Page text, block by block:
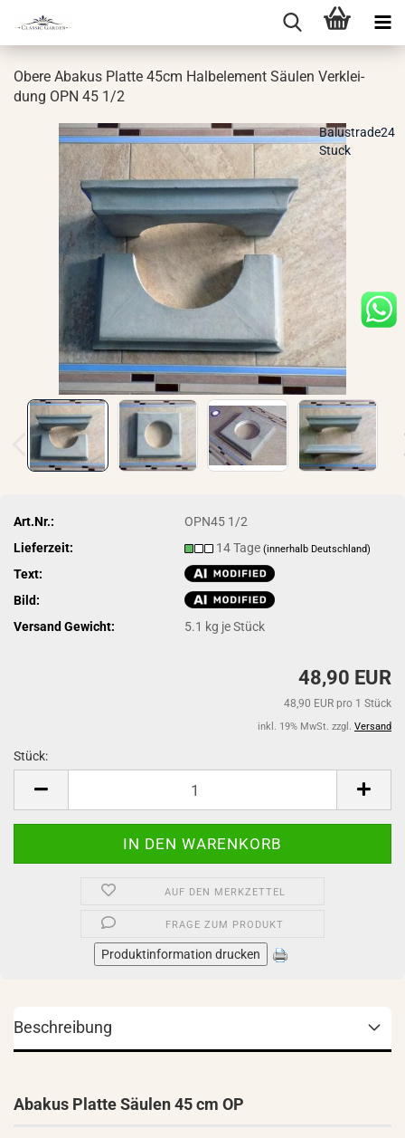
Obere Aba­kus Plat­te 45cm Halb­ele­ment Säu­len Ver­klei­
dung OPN 45 1/2
Balustrade24
Stuck
Art.Nr.:
OPN45 1/2
Lieferzeit:
14 Tage(innerhalb Deutschland)
Text:
Bild:
Versand Gewicht:
5.1 kg je Stück
48,90 EUR
48,90 EUR pro 1 Stück
inkl. 19% MwSt. zzgl. Versand
Stück:
AUF DEN MERKZETTEL
FRAGE ZUM PRODUKT
Produktinformation drucken
Beschreibung
Abakus Platte Säulen 45 cm OP